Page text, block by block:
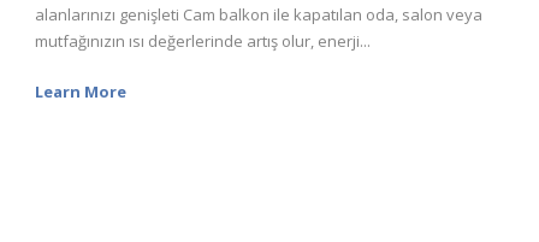
alanlarınızı genişleti Cam balkon ile kapatılan oda, salon veya
mutfağınızın ısı değerlerinde artış olur, enerji...
Learn More